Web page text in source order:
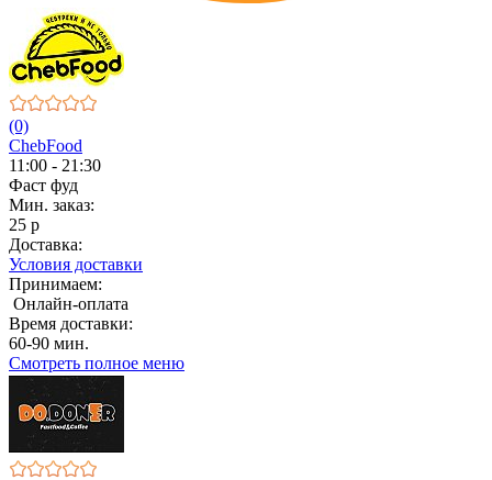
(0)
ChebFood
11:00 - 21:30
Фаст фуд
Мин. заказ:
25 р
Доставка:
Условия доставки
Принимаем:
Онлайн-оплата
Время доставки:
60-90 мин.
Смотреть полное меню